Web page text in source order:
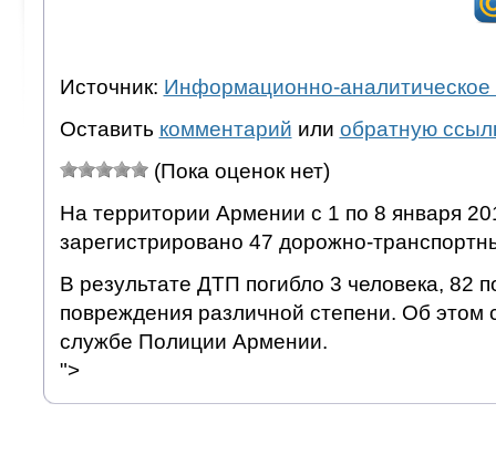
Источник: Информационно-аналитическое
Оставить комментарий или обратную
(Пока оценок нет)
На территории Армении с 1 по 8 января
зарегистрировано 47 дорожно-
В результате ДТП погибло 3 человека, 82
повреждения различной степени. Об этом
службе Полиции Армении.
">